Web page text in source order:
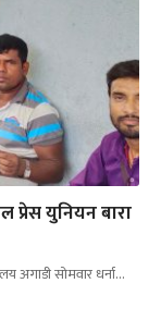
प्रेस युनियन बारा
अगाडी सोमवार धर्ना…